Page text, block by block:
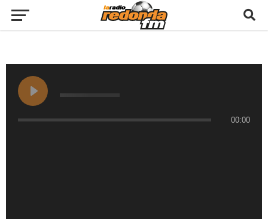
00:00